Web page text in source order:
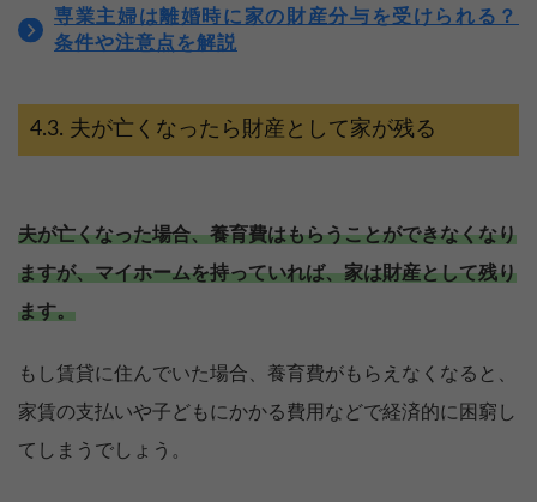
専業主婦は離婚時に家の財産分与を受けられる？
条件や注意点を解説
夫が亡くなったら財産として家が残る
夫が亡くなった場合、養育費はもらうことができなくなり
ますが、マイホームを持っていれば、家は財産として残り
ます。
もし賃貸に住んでいた場合、養育費がもらえなくなると、
家賃の支払いや子どもにかかる費用などで経済的に困窮し
てしまうでしょう。